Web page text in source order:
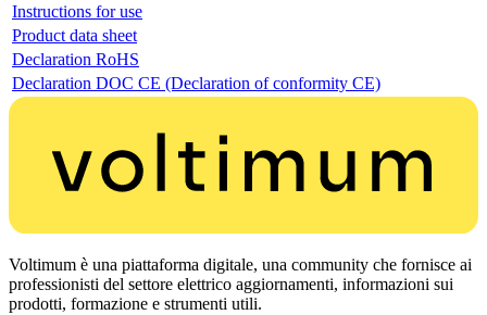
Instructions for use
Product data sheet
Declaration RoHS
Declaration DOC CE (Declaration of conformity CE)
Voltimum è una piattaforma digitale, una community che fornisce ai
professionisti del settore elettrico aggiornamenti, informazioni sui
prodotti, formazione e strumenti utili.